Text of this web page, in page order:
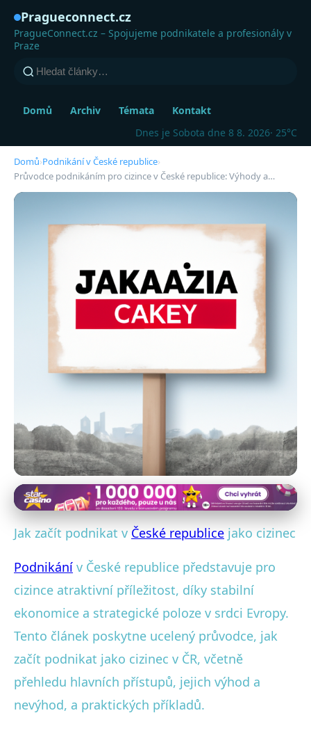
Pragueconnect.cz
PragueConnect.cz – Spojujeme podnikatele a profesionály v
Praze
Domů Archiv Témata
Kontakt
Dnes je Sobota dne 8 8. 2026· 25°C
Domů›Podnikání v České republice›
Průvodce podnikáním pro cizince v České republice: Výhody a…
Podnikání v České republice
Průvodce podnikáním pro
cizince v České republice:
Výhody a výzvy
18. 5. 2025· 4 min čtení · Autor: Jana Kučerová
Jak začít podnikat v České republice jako cizinec
Podnikání v České republice představuje pro
cizince atraktivní příležitost, díky stabilní
ekonomice a strategické poloze v srdci Evropy.
Tento článek poskytne ucelený průvodce, jak
začít podnikat jako cizinec v ČR, včetně
přehledu hlavních přístupů, jejich výhod a
nevýhod, a praktických příkladů.